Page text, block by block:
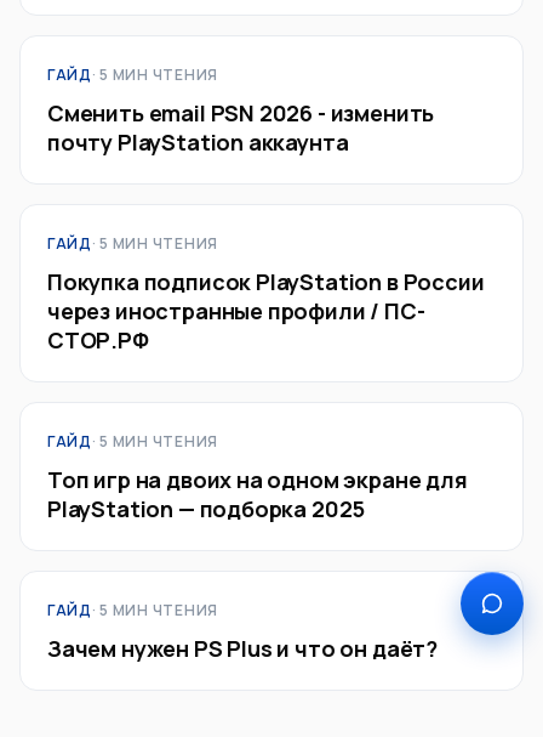
ГАЙД· 5 МИН ЧТЕНИЯ
Сменить email PSN 2026 - изменить
почту PlayStation аккаунта
ГАЙД· 5 МИН ЧТЕНИЯ
Покупка подписок PlayStation в России
через иностранные профили / ПС-
СТОР.РФ
ГАЙД· 5 МИН ЧТЕНИЯ
Топ игр на двоих на одном экране для
PlayStation — подборка 2025
ГАЙД· 5 МИН ЧТЕНИЯ
Зачем нужен PS Plus и что он даёт?